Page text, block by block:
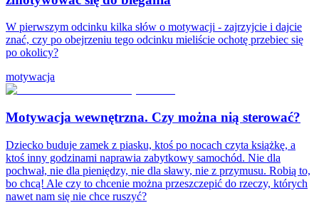
W pierwszym odcinku kilka słów o motywacji - zajrzyjcie i dajcie
znać, czy po obejrzeniu tego odcinku mieliście ochotę przebiec się
po okolicy?
motywacja
Motywacja wewnętrzna. Czy można nią sterować?
Dziecko buduje zamek z piasku, ktoś po nocach czyta książkę, a
ktoś inny godzinami naprawia zabytkowy samochód. Nie dla
pochwał, nie dla pieniędzy, nie dla sławy, nie z przymusu. Robią to,
bo chcą! Ale czy to chcenie można przeszczepić do rzeczy, których
nawet nam się nie chce ruszyć?